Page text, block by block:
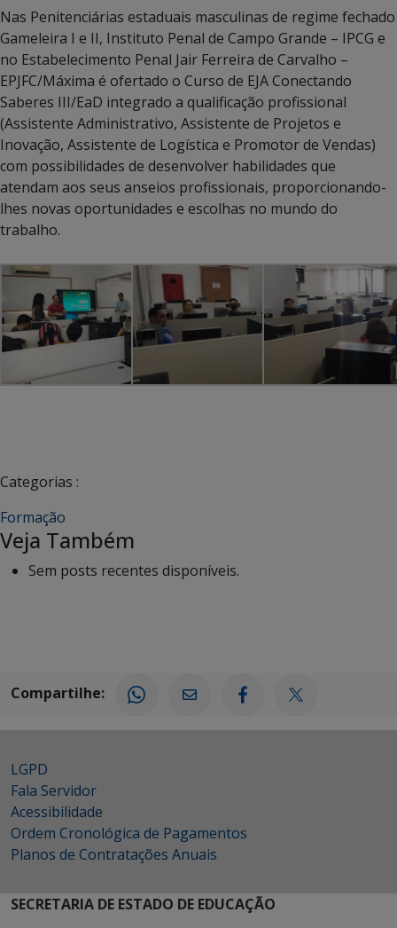
Nas Penitenciárias estaduais masculinas de regime fechado
Gameleira I e II, Instituto Penal de Campo Grande – IPCG e
no Estabelecimento Penal Jair Ferreira de Carvalho –
EPJFC/Máxima é ofertado o Curso de EJA Conectando
Saberes III/EaD integrado a qualificação profissional
(Assistente Administrativo, Assistente de Projetos e
Inovação, Assistente de Logística e Promotor de Vendas)
com possibilidades de desenvolver habilidades que
atendam aos seus anseios profissionais, proporcionando-
lhes novas oportunidades e escolhas no mundo do
trabalho.
Categorias :
Formação
Veja Também
Sem posts recentes disponíveis.
Compartilhe:
LGPD
Fala Servidor
Acessibilidade
Ordem Cronológica de Pagamentos
Planos de Contratações Anuais
SECRETARIA DE ESTADO DE EDUCAÇÃO